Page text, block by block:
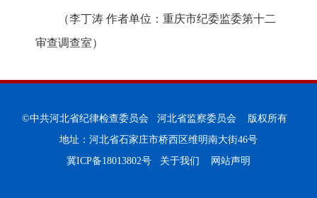
（李丁涛 作者单位：重庆市纪委监委第十二
审查调查室）
©中共河北省纪律检查委员会 河北省监察委员会 版权所有
地址：河北省石家庄市桥西区维明南大街46号
冀ICP备18013802号
关于我们 网站声明